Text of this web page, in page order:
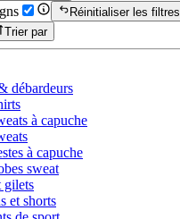
Réinitialiser les filtres
Trier par
débardeurs
à capuche
à capuche
sweat
gilets
et shorts